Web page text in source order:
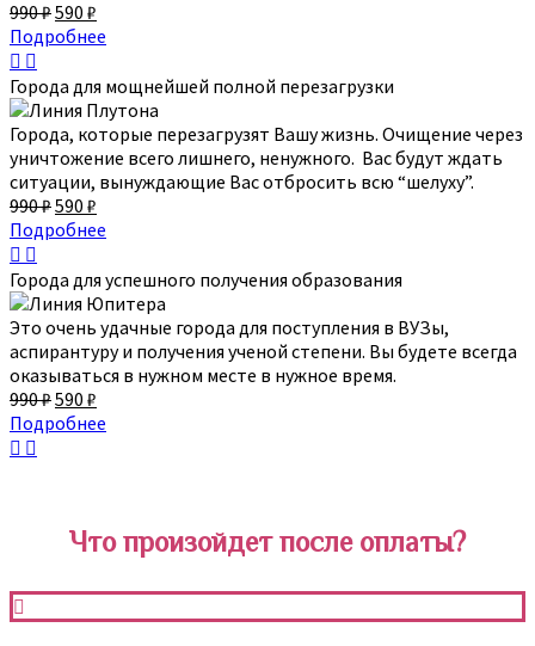
990₽590 ₽
Подробнее
Города для мощнейшей полной перезагрузки
Города, которые перезагрузят Вашу жизнь. Очищение через
уничтожение всего лишнего, ненужного. Вас будут ждать
ситуации, вынуждающие Вас отбросить всю “шелуху”.
990₽590 ₽
Подробнее
Города для успешного получения образования
Это очень удачные города для поступления в ВУЗы,
аспирантуру и получения ученой степени. Вы будете всегда
оказываться в нужном месте в нужное время.
990₽590 ₽
Подробнее
Что произойдет после оплаты?